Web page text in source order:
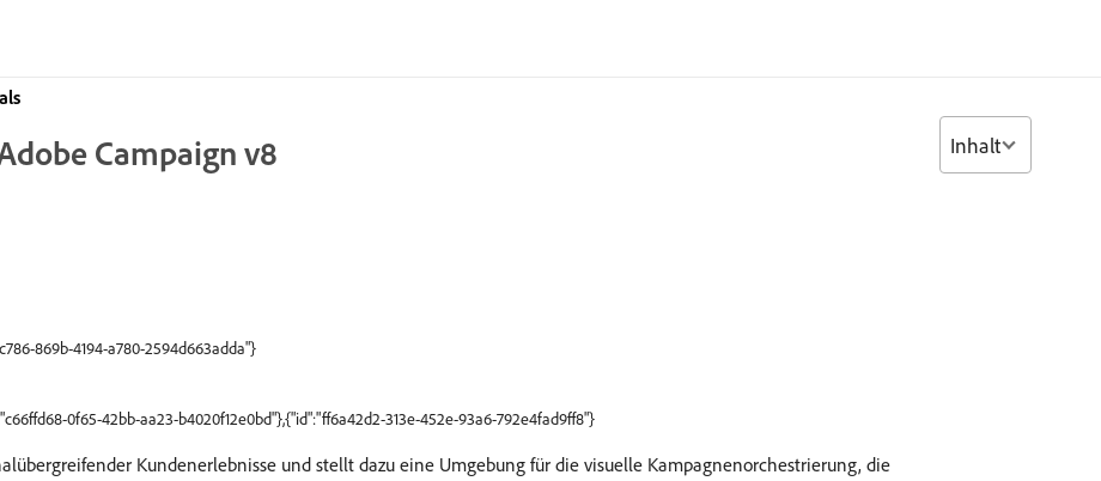
Campaign v8
869b-4194-a780-2594d663adda"}
0f65-42bb-aa23-b4020f12e0bd"},{"id":"ff6a42d2-313e-452e-93a6-792e4fad9ff8"}
Kundenerlebnisse und stellt dazu eine Umgebung für die visuelle Kampagnenorchestrierung, die
Inhalt